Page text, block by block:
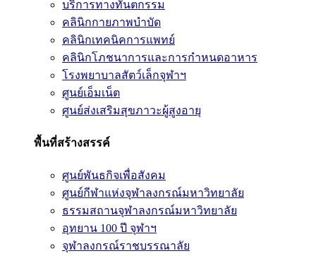
บริการทางทันตกรรม
คลินิกกายภาพบำบัด
คลินิกเทคนิคการแพทย์
คลินิกโภชนาการและการกำหนดอาหาร
โรงพยาบาลสัตว์เล็กจุฬาฯ
ศูนย์เอ็มเน็ต
ศูนย์ส่งเสริมสุขภาวะผู้สูงอายุ
พื้นที่สร้างสรรค์
ศูนย์พันธกิจเพื่อสังคม
ศูนย์กีฬาแห่งจุฬาลงกรณ์มหาวิทยาลัย
ธรรมสถานจุฬาลงกรณ์มหาวิทยาลัย
อุทยาน 100 ปี จุฬาฯ
จุฬาลงกรณ์ราชบรรณาลัย